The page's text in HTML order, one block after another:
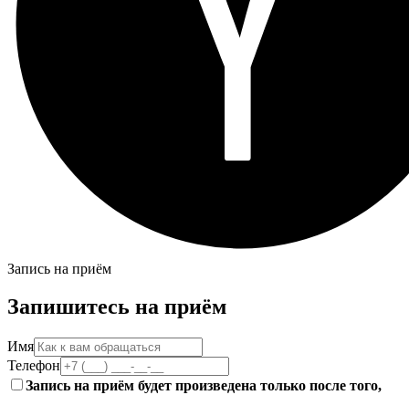
Запись на приём
Запишитесь на приём
Имя
Телефон
Запись на приём будет произведена только после того,